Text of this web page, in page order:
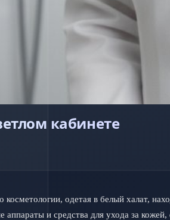
кабинете
косметологии, одетая в белый халат,
аппараты и средства для ухода за